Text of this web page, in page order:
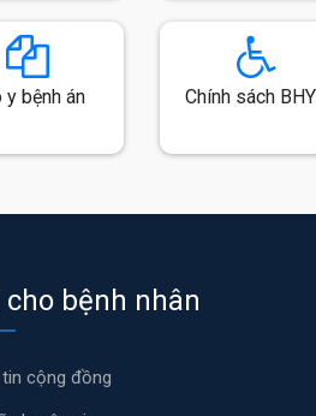
y bệnh án Chính sách
cho bệnh nhân
cộng đồng